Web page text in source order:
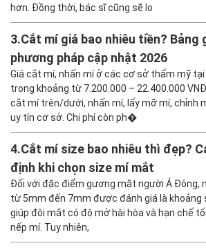
hơn. Đồng thời, bác sĩ cũng sẽ lo
3.Cắt mí giá bao nhiêu tiền? Bảng
phương pháp cập nhật 2026
Giá cắt mí, nhấn mí ở các cơ sở thẩm mỹ
trong khoảng từ 7.200.000 – 22.400.000
cắt mí trên/dưới, nhấn mí, lấy mỡ mí, chỉnh
uy tín cơ sở. Chi phí còn ph�
4.Cắt mí size bao nhiêu thì đẹp?
định khi chọn size mí mắt
Đối với đặc điểm gương mặt người Á Đông,
từ 5mm đến 7mm được đánh giá là khoảng
giúp đôi mắt có độ mở hài hòa và hạn chế
nếp mí. Tuy nhiên,